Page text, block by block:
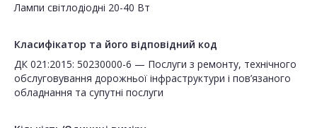
Лампи світлодіодні 20-40 Вт
Класифікатор та його відповідний код
ДК 021:2015: 50230000-6 — Послуги з ремонту, технічного
обслуговування дорожньої інфраструктури і пов’язаного
обладнання та супутні послуги